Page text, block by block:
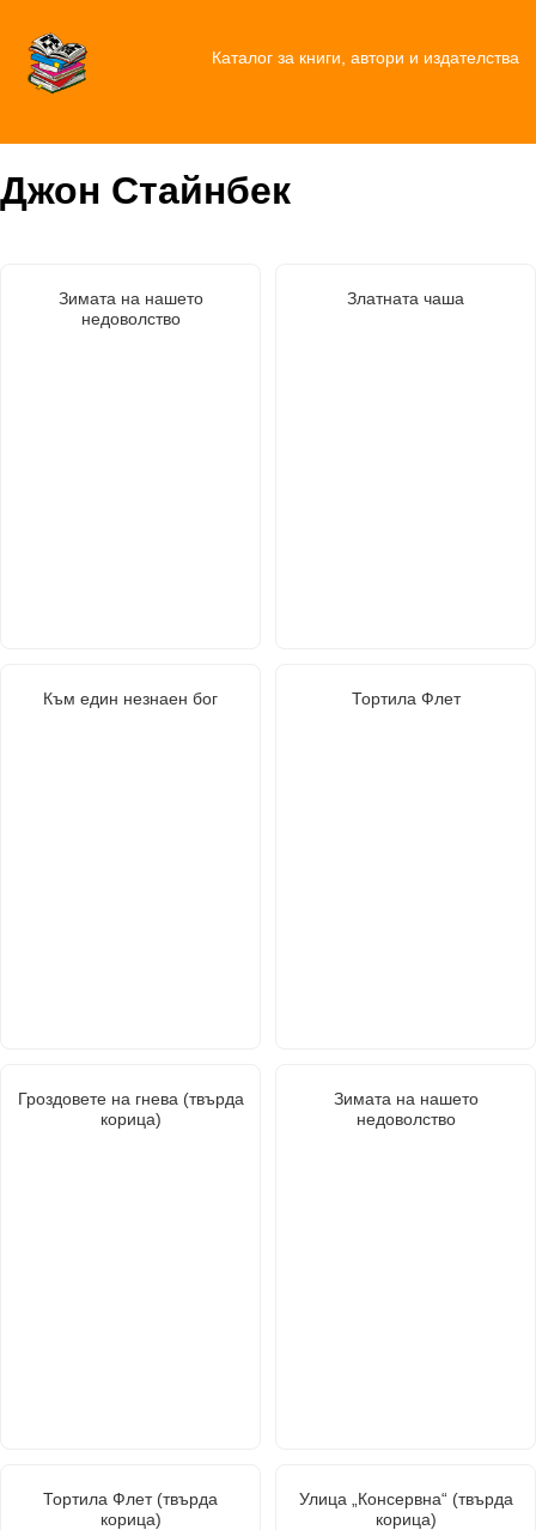
Каталог за книги, автори и издателства
Джон Стайнбек
Зимата на нашето
недоволство
Златната чаша
Към един незнаен бог Тортила Флет
Гроздовете на гнева (твърда
корица)
Зимата на нашето
недоволство
Тортила Флет (твърда
корица)
Улица „Консервна“ (твърда
корица)